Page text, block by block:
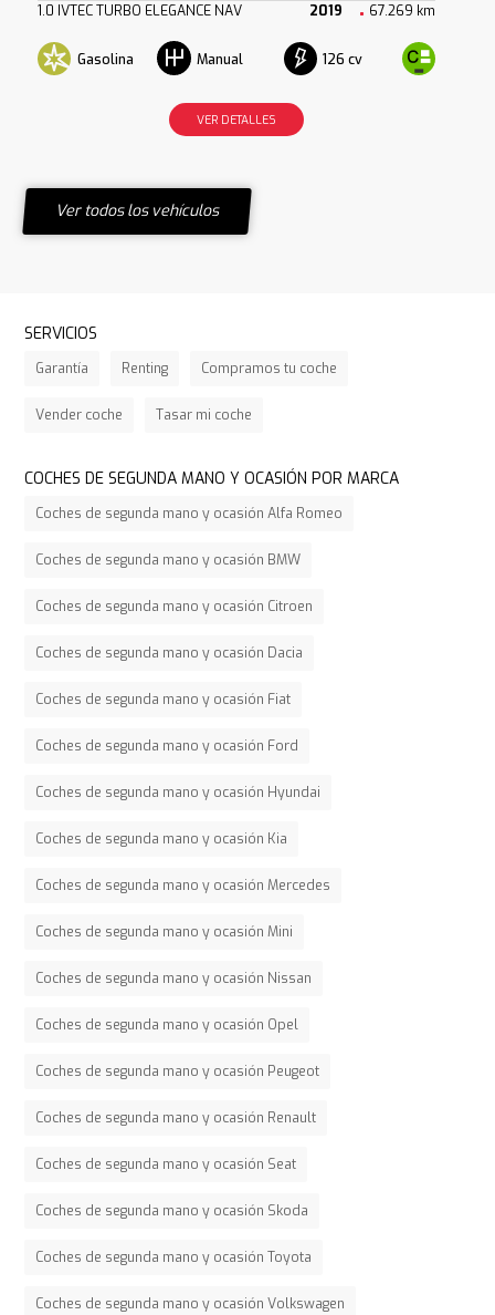
1.0 IVTEC TURBO ELEGANCE NAV 2019 67.269 km
Gasolina Manual 126 cv
VER DETALLES
Ver todos los vehículos
SERVICIOS
Garantía Renting Compramos tu coche
Vender coche Tasar mi coche
COCHES DE SEGUNDA MANO Y OCASIÓN POR MARCA
Coches de segunda mano y ocasión Alfa Romeo
Coches de segunda mano y ocasión BMW
Coches de segunda mano y ocasión Citroen
Coches de segunda mano y ocasión Dacia
Coches de segunda mano y ocasión Fiat
Coches de segunda mano y ocasión Ford
Coches de segunda mano y ocasión Hyundai
Coches de segunda mano y ocasión Kia
Coches de segunda mano y ocasión Mercedes
Coches de segunda mano y ocasión Mini
Coches de segunda mano y ocasión Nissan
Coches de segunda mano y ocasión Opel
Coches de segunda mano y ocasión Peugeot
Coches de segunda mano y ocasión Renault
Coches de segunda mano y ocasión Seat
Coches de segunda mano y ocasión Skoda
Coches de segunda mano y ocasión Toyota
Coches de segunda mano y ocasión Volkswagen